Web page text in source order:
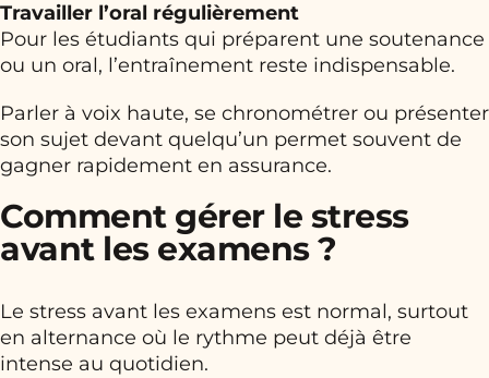
Travailler l’oral régulièrement
Pour les étudiants qui préparent une soutenance
ou un oral, l’entraînement reste indispensable.
Parler à voix haute, se chronométrer ou présenter
son sujet devant quelqu’un permet souvent de
gagner rapidement en assurance.
Comment gérer le stress
avant les examens ?
Le stress avant les examens est normal, surtout
en alternance où le rythme peut déjà être
intense au quotidien.